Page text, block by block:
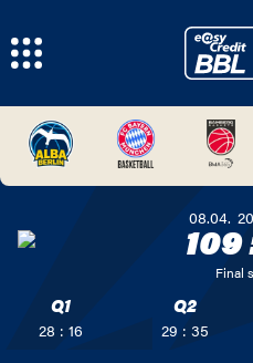
08.04.
109
Final
Q1
28 : 16
Q2
29 : 35